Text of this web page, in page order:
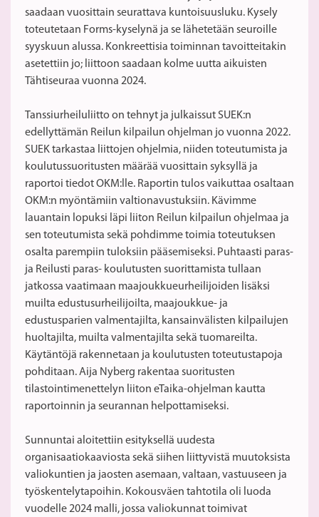
saadaan vuosittain seurattava kuntoisuusluku. Kysely
toteutetaan Forms-kyselynä ja se lähetetään seuroille
syyskuun alussa. Konkreettisia toiminnan tavoitteitakin
asetettiin jo; liittoon saadaan kolme uutta aikuisten
Tähtiseuraa vuonna 2024.
Tanssiurheiluliitto on tehnyt ja julkaissut SUEK:n
edellyttämän Reilun kilpailun ohjelman jo vuonna 2022.
SUEK tarkastaa liittojen ohjelmia, niiden toteutumista ja
koulutussuoritusten määrää vuosittain syksyllä ja
raportoi tiedot OKM:lle. Raportin tulos vaikuttaa osaltaan
OKM:n myöntämiin valtionavustuksiin. Kävimme
lauantain lopuksi läpi liiton Reilun kilpailun ohjelmaa ja
sen toteutumista sekä pohdimme toimia toteutuksen
osalta parempiin tuloksiin pääsemiseksi. Puhtaasti paras-
ja Reilusti paras- koulutusten suorittamista tullaan
jatkossa vaatimaan maajoukkueurheilijoiden lisäksi
muilta edustusurheilijoilta, maajoukkue- ja
edustusparien valmentajilta, kansainvälisten kilpailujen
huoltajilta, muilta valmentajilta sekä tuomareilta.
Käytäntöjä rakennetaan ja koulutusten toteutustapoja
pohditaan. Aija Nyberg rakentaa suoritusten
tilastointimenettelyn liiton eTaika-ohjelman kautta
raportoinnin ja seurannan helpottamiseksi.
Sunnuntai aloitettiin esityksellä uudesta
organisaatiokaaviosta sekä siihen liittyvistä muutoksista
valiokuntien ja jaosten asemaan, valtaan, vastuuseen ja
työskentelytapoihin. Kokousväen tahtotila oli luoda
vuodelle 2024 malli, jossa valiokunnat toimivat